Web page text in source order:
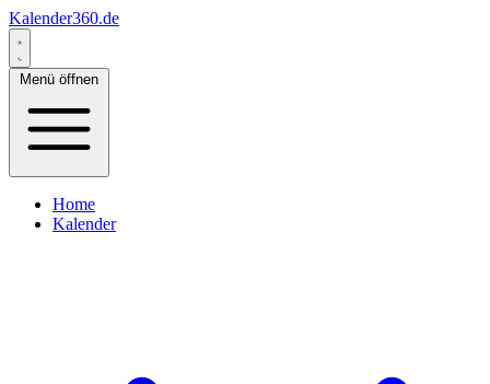
Kalender360.de
Menü öffnen
Home
Kalender